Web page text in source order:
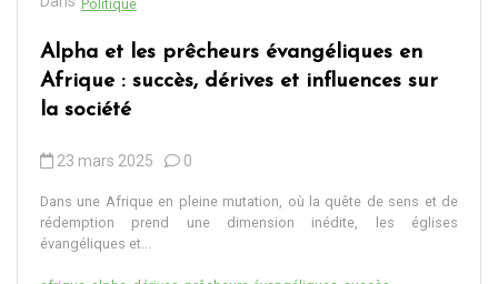
Politique
Alpha et les prêcheurs évangéliques en
Afrique : succès, dérives et influences sur
la société
23 mars 2025 0
Dans une Afrique en pleine mutation, où la quête de sens et de
rédemption prend une dimension inédite, les églises
évangéliques et...